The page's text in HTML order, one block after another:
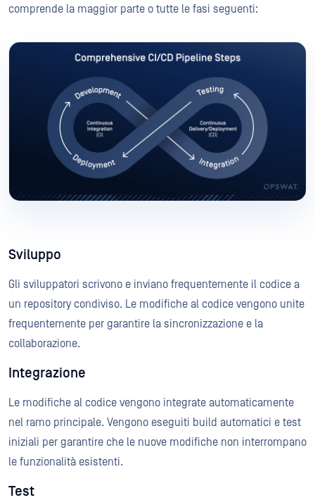
comprende la maggior parte o tutte le fasi seguenti:
Sviluppo
Gli sviluppatori scrivono e inviano frequentemente il codice a
un repository condiviso. Le modifiche al codice vengono unite
frequentemente per garantire la sincronizzazione e la
collaborazione.
Integrazione
Le modifiche al codice vengono integrate automaticamente
nel ramo principale. Vengono eseguiti build automatici e test
iniziali per garantire che le nuove modifiche non interrompano
le funzionalità esistenti.
Test